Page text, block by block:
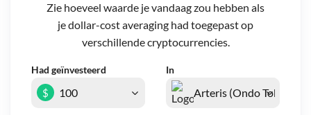
Zie hoeveel waarde je vandaag zou hebben als
je dollar-cost averaging had toegepast op
verschillende cryptocurrencies.
Had geïnvesteerd In
$